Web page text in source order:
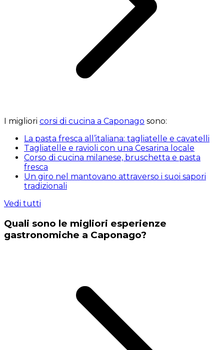
I migliori corsi di cucina a Caponago sono:
La pasta fresca all’italiana: tagliatelle e cavatelli
Tagliatelle e ravioli con una Cesarina locale
Corso di cucina milanese, bruschetta e pasta
fresca
Un giro nel mantovano attraverso i suoi sapori
tradizionali
Vedi tutti
Quali sono le migliori esperienze
gastronomiche a Caponago?